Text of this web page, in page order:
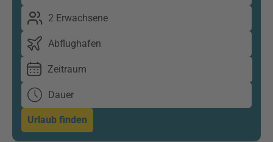
2 Erwachsene
Abflughafen
Zeitraum
Dauer
Urlaub finden